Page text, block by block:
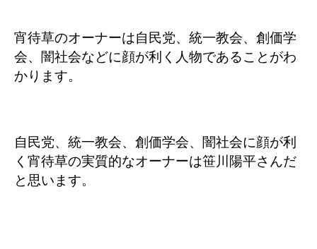
宵待草のオーナーは自民党、統一教会、創価学
会、闇社会などに顔が利く人物であることがわ
かります。
自民党、統一教会、創価学会、闇社会に顔が利
く宵待草の実質的なオーナーは笹川陽平さんだ
と思います。